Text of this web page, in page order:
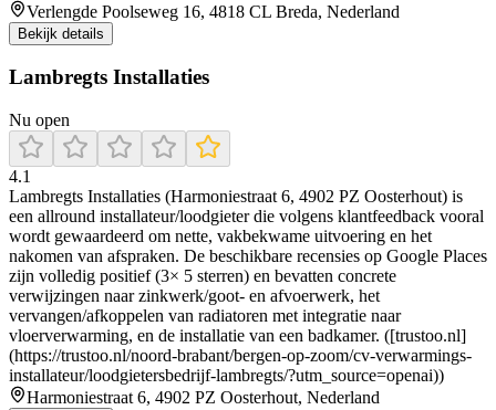
Verlengde Poolseweg 16, 4818 CL Breda, Nederland
Bekijk details
Lambregts Installaties
Nu open
4.1
Lambregts Installaties (Harmoniestraat 6, 4902 PZ Oosterhout) is
een allround installateur/loodgieter die volgens klantfeedback vooral
wordt gewaardeerd om nette, vakbekwame uitvoering en het
nakomen van afspraken. De beschikbare recensies op Google Places
zijn volledig positief (3× 5 sterren) en bevatten concrete
verwijzingen naar zinkwerk/goot- en afvoerwerk, het
vervangen/afkoppelen van radiatoren met integratie naar
vloerverwarming, en de installatie van een badkamer. ([trustoo.nl]
(https://trustoo.nl/noord-brabant/bergen-op-zoom/cv-verwarmings-
installateur/loodgietersbedrijf-lambregts/?utm_source=openai))
Harmoniestraat 6, 4902 PZ Oosterhout, Nederland